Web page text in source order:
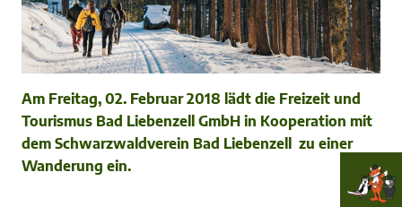
Am Freitag, 02. Februar 2018 lädt die Freizeit und
Tourismus Bad Liebenzell GmbH in Kooperation mit
dem Schwarzwaldverein Bad Liebenzell zu einer
Wanderung ein.